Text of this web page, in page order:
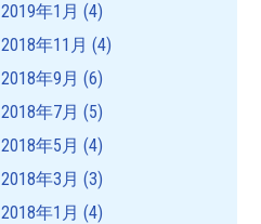
2019年1月 (4)
2018年11月 (4)
2018年9月 (6)
2018年7月 (5)
2018年5月 (4)
2018年3月 (3)
2018年1月 (4)